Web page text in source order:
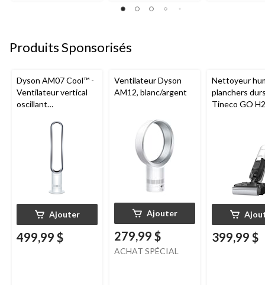
Produits Sponsorisés
Dyson AM07 Cool™ -
Ventilateur vertical
oscillant
télécommande, 10
blanc/argent
Ajouter
499,99 $
Ventilateur Dyson
AM12, blanc/argent
Ajouter
279,99 $
ACHAT SPÉCIAL
Nettoyeur
planchers
Tineco GO
399,99 $